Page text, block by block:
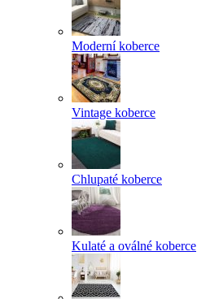
Moderní koberce
Vintage koberce
Chlupaté koberce
Kulaté a oválné koberce